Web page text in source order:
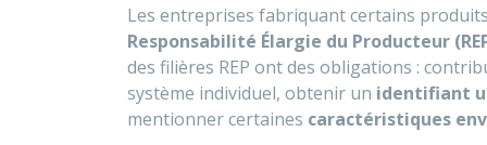
Les entreprises fabriquant certains
Responsabilité Élargie du Producteur
des filières REP ont des obligations :
système individuel, obtenir un identifiant
mentionner certaines caractéristiques